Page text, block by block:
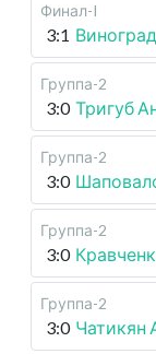
Финал-I
3:1
Группа-2
3:0 Тригуб
Группа-2
3:0
Группа-2
3:0
Группа-2
3:0 Чатикян